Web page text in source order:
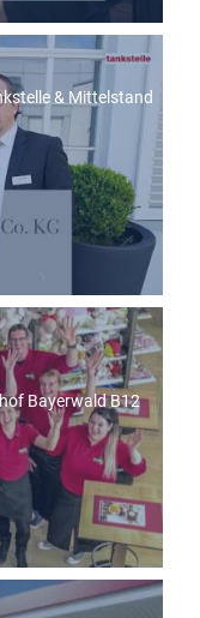
& Mittelstand
Bayerwald B12